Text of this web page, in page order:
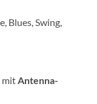
Blues, Swing,
mitAntenna-